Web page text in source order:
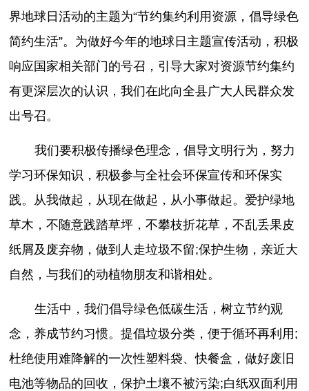
界地球日活动的主题为“节约集约利用资源，倡导绿色
简约生活”。为做好今年的地球日主题宣传活动，积极
响应国家相关部门的号召，引导大家对资源节约集约
有更深层次的认识，我们在此向全县广大人民群众发
出号召。
我们要积极传播绿色理念，倡导文明行为，努力
学习环保知识，积极参与全社会环保宣传和环保实
践。从我做起，从现在做起，从小事做起。爱护绿地
草木，不随意践踏草坪，不攀枝折花草，不乱丢果皮
纸屑及废弃物，做到人走垃圾不留;保护生物，亲近大
自然，与我们的动植物朋友和谐相处。
生活中，我们倡导绿色低碳生活，树立节约观
念，养成节约习惯。提倡垃圾分类，便于循环再利用;
杜绝使用难降解的一次性塑料袋、快餐盒，做好废旧
电池等物品的回收，保护土壤不被污染;白纸双面利用